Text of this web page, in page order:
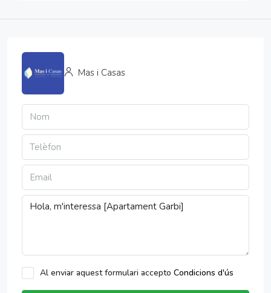
Mas i Casas
Al enviar aquest formulari accepto Condicions d'ús